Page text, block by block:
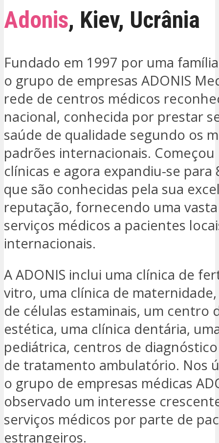
Adonis, Kiev, Ucrânia
Fundado em 1997 por uma
o grupo de empresas ADONIS
rede de centros médicos
nacional, conhecida por prestar
saúde de qualidade segundo os
padrões internacionais. Começou
clínicas e agora expandiu-se para
que são conhecidas pela sua
reputação, fornecendo uma
serviços médicos a pacientes
internacionais.
A ADONIS inclui uma clínica de
vitro, uma clínica de
de células estaminais, um centro
estética, uma clínica dentária,
pediátrica, centros de
de tratamento ambulatório. Nos
o grupo de empresas médicas
observado um interesse
serviços médicos por parte de
estrangeiros.